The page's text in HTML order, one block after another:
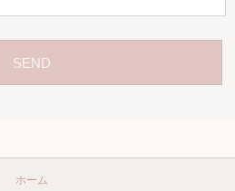
ホーム